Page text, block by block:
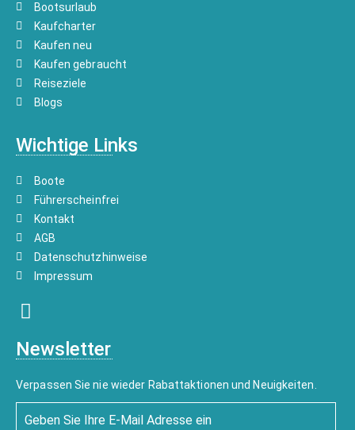
Bootsurlaub
Kaufcharter
Kaufen neu
Kaufen gebraucht
Reiseziele
Blogs
Wichtige Links
Boote
Führerscheinfrei
Kontakt
AGB
Datenschutzhinweise
Impressum
Newsletter
Verpassen Sie nie wieder Rabattaktionen und Neuigkeiten.